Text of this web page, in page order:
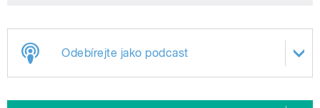
Odebírejte jako podcast